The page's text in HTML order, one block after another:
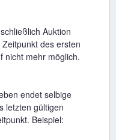
Auktion
des ersten
nicht mehr möglich.
endet selbige
letzten gültigen
Beispiel: